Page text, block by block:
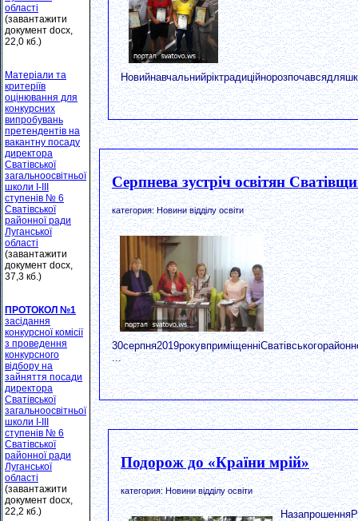
області
(завантажити
документ docx,
22,0 кб.)
Матеріали та
критеріїв
оцінювання для
конкурсних
випробувань
претендентів на
вакантну посаду
директора
Сватівської
загальноосвітньої
школи І-ІІІ
ступенів № 6
Сватівської
районної ради
Луганської
області
(завантажити
документ docx,
37,3 кб.)
ПРОТОКОЛ №1
засідання
конкурсної комісії
з проведення
конкурсного
відбору на
зайняття посади
директора
Сватівської
загальноосвітньої
школи І-ІІІ
ступенів № 6
Сватівської
районної ради
Луганської
області
(завантажити
документ docx,
22,2 кб.)
Серпнева зустріч освітян
категория: Новини відділу освіти
...
Подорож до «Країни мрій»
категория: Новини відділу освіти